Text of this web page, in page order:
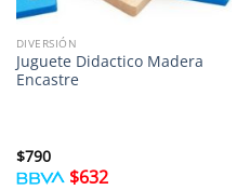
DIVERSIÓN
Juguete Didactico Madera
Encastre
$790
$632